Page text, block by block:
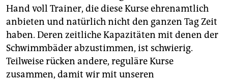
Hand voll Trainer, die diese Kurse ehrenamtlich
anbieten und natürlich nicht den ganzen Tag Zeit
haben. Deren zeitliche Kapazitäten mit denen der
Schwimmbäder abzustimmen, ist schwierig.
Teilweise rücken andere, reguläre Kurse
zusammen, damit wir mit unseren